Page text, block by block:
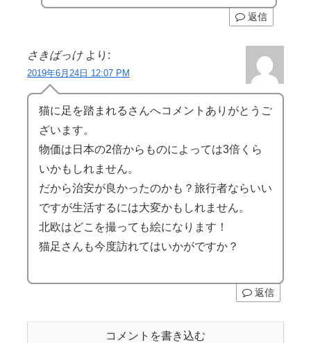
返信
さきばっけ より:
2019年6月24日 12:07 PM
猫に足を踏まれるさんへコメントありがとうご
ざいます。
物価は日本の2倍からものによっては3倍くら
いかもしれません。
だから治安が良かったのかも？旅行者ならいい
ですが生活するには大変かもしれません。
北欧はどこを撮っても絵になります！
猫足さんも今度訪れてはいかがですか？
返信
コメントを書き込む